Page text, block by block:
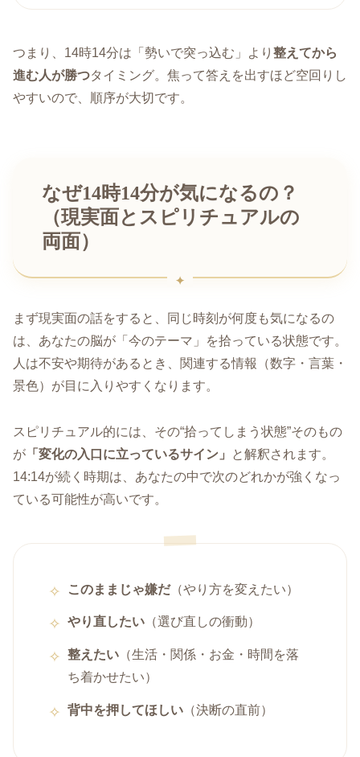
つまり、14時14分は「勢いで突っ込む」より 整えてから
進む人が勝つタイミング。焦って答えを出すほど空回りし
やすいので、順序が大切です。
なぜ14時14分が気になるの？
（現実面とスピリチュアルの
両面）
まず現実面の話をすると、同じ時刻が何度も気になるの
は、あなたの脳が「今のテーマ」を拾っている状態です。
人は不安や期待があるとき、関連する情報（数字・言葉・
景色）が目に入りやすくなります。
スピリチュアル的には、その“拾ってしまう状態”そのもの
が 「変化の入口に立っているサイン」
と解釈されます。
14:14が続く時期は、あなたの中で次のどれかが強くなっ
ている可能性が高いです。
このままじゃ嫌だ（やり方を変えたい）
やり直したい （選び直しの衝動）
整えたい （生活・関係・お金・時間を落
ち着かせたい）
背中を押してほしい （決断の直前）